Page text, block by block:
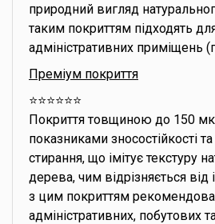
природний вигляд
таким покриттям підходять
адміністративних приміщень
Преміум покриття
⭐️⭐️⭐️⭐️⭐️⭐️
Покриття товщиною до 150
показниками зносостійкості та
стирання, що імітує текстуру
дерева, чим відрізняється
з цим покриттям
адміністративних, побутових